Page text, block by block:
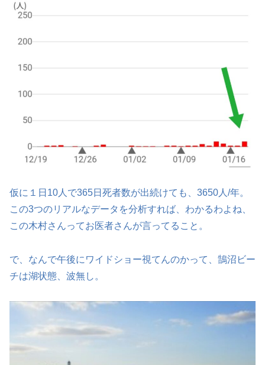
仮に１日10人で365日死者数が出続けても、3650人/年。
この3つのリアルなデータを分析すれば、わかるわよね、
この木村さんってお医者さんが言ってること。
で、なんで午後にワイドショー視てんのかって、鵠沼ビー
チは湖状態、波無し。